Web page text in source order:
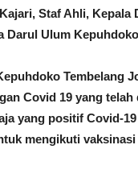
Staf Ahli,
Darul Ulum
Tembelang
Covid 19 yang
yang positif Covid-
mengikuti